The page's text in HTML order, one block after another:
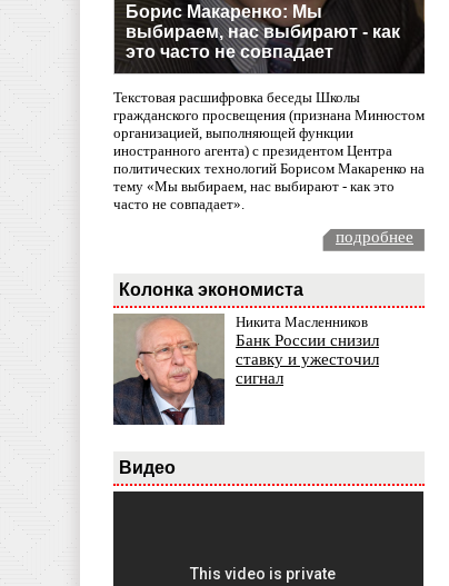
Борис Макаренко: Мы
выбираем, нас выбирают - как
это часто не совпадает
Текстовая расшифровка беседы Школы
гражданского просвещения (признана Минюстом
организацией, выполняющей функции
иностранного агента) с президентом Центра
политических технологий Борисом Макаренко на
тему «Мы выбираем, нас выбирают - как это
часто не совпадает».
подробнее
Колонка экономиста
Никита Масленников
Банк России снизил
ставку и ужесточил
сигнал
Видео